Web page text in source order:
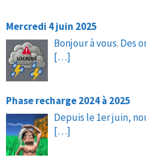
Mercredi 4 juin 2025
Bonjour à vous. Des
[…]
Phase recharge 2024 à 2025
Depuis le 1er juin,
[…]